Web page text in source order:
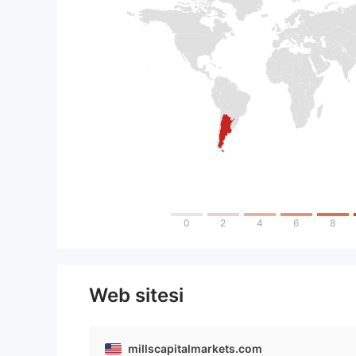
0 2 4 6 8
Web sitesi
millscapitalmarkets.com